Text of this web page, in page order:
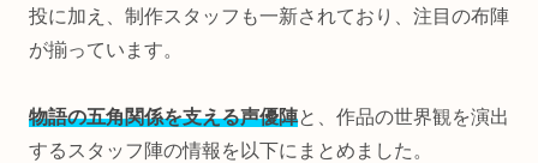
投に加え、制作スタッフも一新されており、注目の布陣
が揃っています。
物語の五角関係を支える声優陣と、作品の世界観を演出
するスタッフ陣の情報を以下にまとめました。